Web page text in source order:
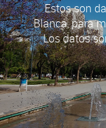
Estos son
Blanca, para
Los datos